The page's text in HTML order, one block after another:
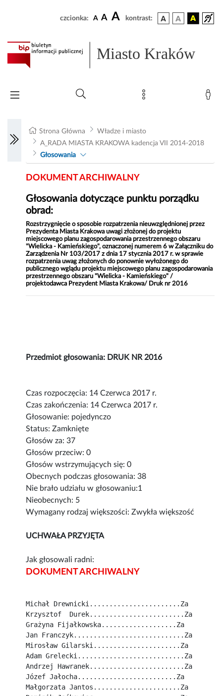
czcionka: A A A kontrast:
Miasto Kraków
Strona Główna
Władze i miasto
A_RADA MIASTA KRAKOWA kadencja VII 2014-2018
Głosowania
DOKUMENT ARCHIWALNY
Głosowania dotyczące punktu porządku
obrad:
Rozstrzygnięcie o sposobie rozpatrzenia nieuwzględnionej przez
Prezydenta Miasta Krakowa uwagi złożonej do projektu
miejscowego planu zagospodarowania przestrzennego obszaru
"Wielicka - Kamieńskiego", oznaczonej numerem 6 w Załączniku do
Zarządzenia Nr 103/2017 z dnia 17 stycznia 2017 r. w sprawie
rozpatrzenia uwag złożonych do ponownie wyłożonego do
publicznego wglądu projektu miejscowego planu zagospodarowania
przestrzennego obszaru "Wielicka - Kamieńskiego" /
projektodawca Prezydent Miasta Krakowa/ Druk nr 2016
Przedmiot głosowania: DRUK NR 2016
Czas rozpoczęcia: 14 Czerwca 2017 r.
Czas zakończenia: 14 Czerwca 2017 r.
Głosowanie: pojedynczo
Status: Zamknięte
Głosów za: 37
Głosów przeciw: 0
Głosów wstrzymujących się: 0
Obecnych podczas głosowania: 38
Nie brało udziału w głosowaniu:1
Nieobecnych: 5
Wymagany rodzaj większości: Zwykła większość
UCHWAŁA PRZYJĘTA
Jak głosowali radni:
DOKUMENT ARCHIWALNY
Michał Drewnicki.......................Za
Krzysztof  Durek........................Za
Grażyna Fijałkowska...................Za
Jan Franczyk............................Za
Mirosław Gilarski......................Za
Adam Grelecki...........................Za
Andrzej Hawranek........................Za
Józef Jałocha.........................Za
Małgorzata Jantos......................Za